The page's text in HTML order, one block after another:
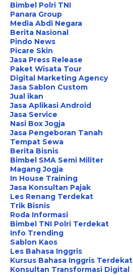
Bimbel Polri TNI
Panara Group
Media Abdi Negara
Berita Nasional
Pindo News
Picare Skin
Jasa Press Release
Paket Wisata Tour
Digital Marketing Agency
Jasa Sablon Custom
Jual ikan
Jasa Aplikasi Android
Jasa Service
Nasi Box Jogja
Jasa Pengeboran Tanah
Tempat Sewa
Berita Bisnis
Bimbel SMA Semi Militer
Magang Jogja
In House Training
Jasa Konsultan Pajak
Les Renang Terdekat
Trik Bisnis
Roda Informasi
Bimbel TNI Polri Terdekat
Info Trending
Sablon Kaos
Les Bahasa Inggris
Kursus Bahasa Inggris Terdekat
Konsultan Transformasi Digital